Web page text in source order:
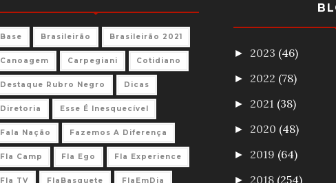
Base Brasileirão Brasileirão 2021
Canoagem Carpegiani Cotidiano
Destaque Rubro Negro Dicas
Diretoria Esse É Inesquecível
Fala Nação Fazemos A Diferença
Fla Camp Fla Ego Fla Experience
Fla TV FlaBasquete FlaEmDia
► 2023 (46)
► 2022 (78)
► 2021 (38)
► 2020 (48)
► 2019 (64)
► 2018 (254)